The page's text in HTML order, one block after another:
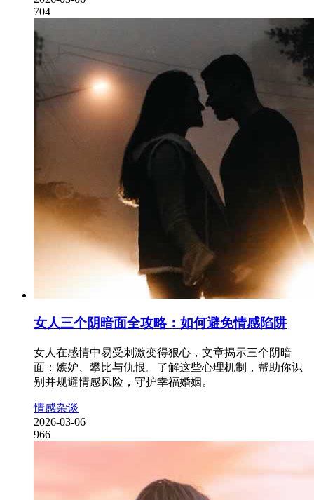
704
女人三个阴暗面全攻略：如何避免情感陷阱
女人在感情中易受刺激变得狠心，文章揭示三个阴暗
面：嫉妒、攀比与仇恨。了解这些心理机制，帮助你识
别并规避情感风险，守护幸福婚姻。
情感杂谈
2026-03-06
966